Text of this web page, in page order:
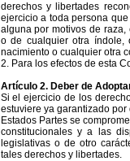
derechos y libertades
ejercicio a toda persona
alguna por motivos de
o de cualquier otra índole,
nacimiento o cualquier otra
2. Para los efectos de esta
Artículo 2. Deber de
Si el ejercicio de los
estuviere ya garantizado
Estados Partes se
constitucionales y a las
legislativas o de otro
tales derechos y libertades.